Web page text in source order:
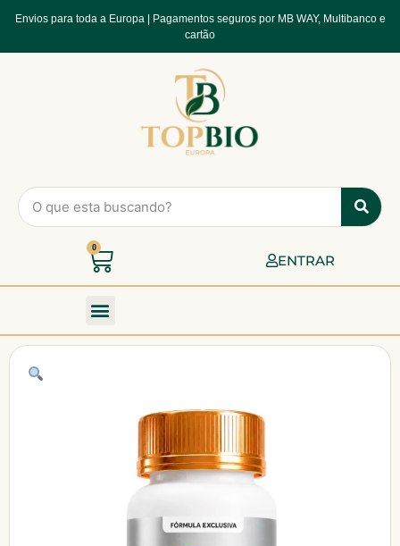
Envios para toda a Europa | Pagamentos seguros por MB WAY, Multibanco e
cartão
0
ENTRAR